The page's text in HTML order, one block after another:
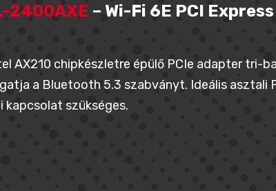
2400AXE – Wi-Fi 6E PCI
AX210 chipkészletre épülő PCIe adapter tri-
a Bluetooth 5.3 szabványt. Ideális asztali
kapcsolat szükséges.